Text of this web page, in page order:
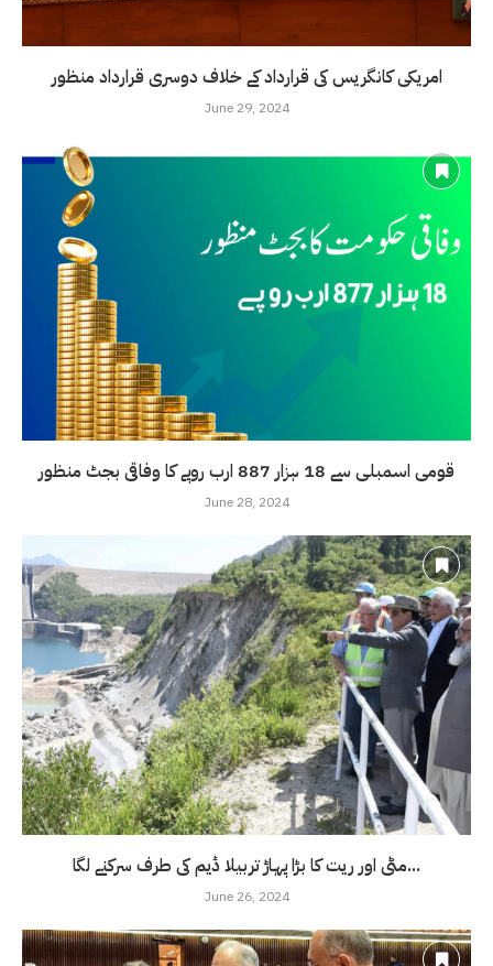
امریکی کانگریس کی قرارداد کے خلاف دوسری قرارداد منظور
June 29, 2024
قومی اسمبلی سے 18 ہزار 887 ارب روپے کا وفاقی بجٹ منظور
June 28, 2024
مٹی اور ریت کا بڑا پہاڑ تربیلا ڈیم کی طرف سرکنے لگا...
June 26, 2024